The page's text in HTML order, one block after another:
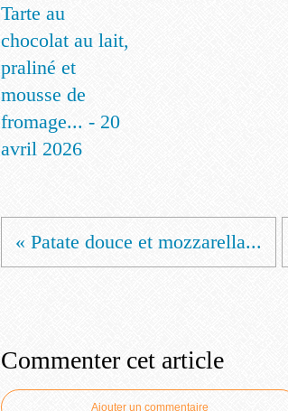
Tarte au
chocolat au lait,
praliné et
mousse de
fromage... - 20
avril 2026
« Patate douce et mozzarella...
Commenter cet article
Ajouter un commentaire